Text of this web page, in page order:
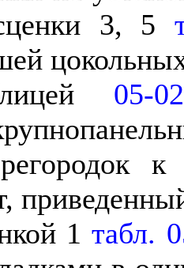
3, 5
05-
к
1табл.